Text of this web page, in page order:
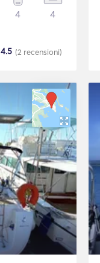
4 4
(2 recensioni)
4.5